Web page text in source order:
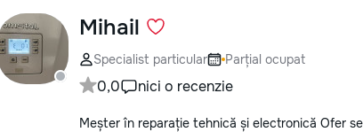
работа с резьбой.
пригород. Выезд на
консультация по
Mihail
Specialist particular Parțial ocupat
0,0 nici o recenzie
Meșter în reparație tehnică și electronică Ofer